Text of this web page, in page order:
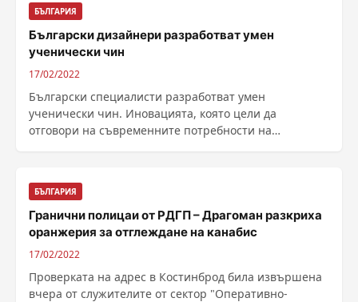
БЪЛГАРИЯ
Български дизайнери разработват умен
ученически чин
17/02/2022
Български специалисти разработват умен
ученически чин. Иновацията, която цели да
отговори на съвременните потребности на
БЪЛГАРИЯ
Гранични полицаи от РДГП – Драгоман разкриха
оранжерия за отглеждане на канабис
17/02/2022
Проверката на адрес в Костинброд била извършена
вчера от служителите от сектор "Оперативно-